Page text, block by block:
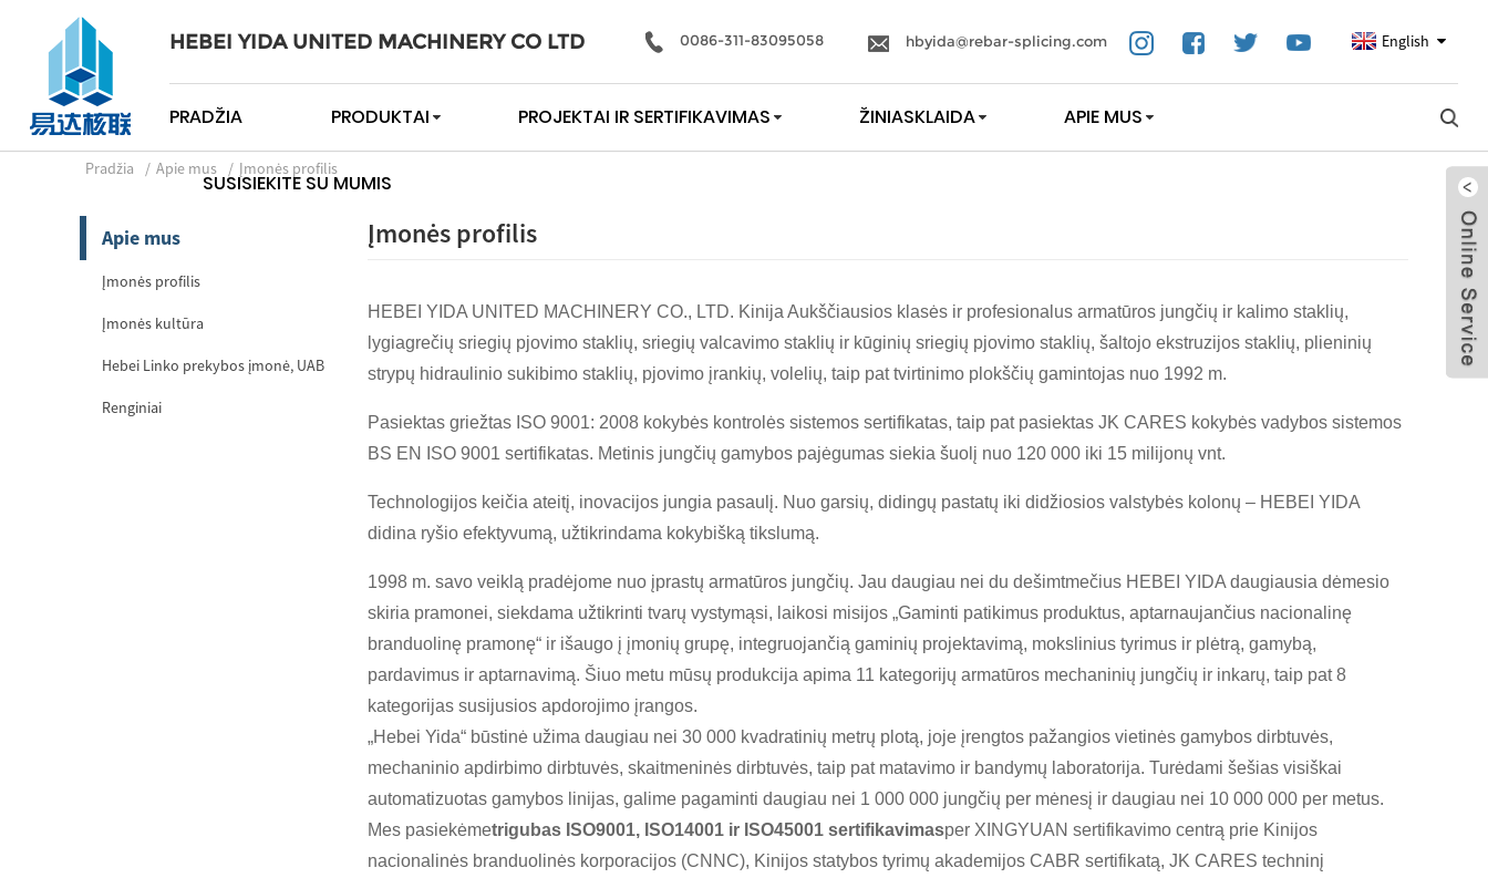
HEBEI YIDA UNITED MACHINERY CO LTD 0086-311-83095058 hbyida@rebar-splicing.com English
PRADŽIA PRODUKTAI PROJEKTAI IR SERTIFIKAVIMAS ŽINIASKLAIDA APIE MUS
SUSISIEKITE SU MUMIS
Pradžia Apie mus Įmonės profilis
Apie mus
Įmonės profilis
Įmonės kultūra
Hebei Linko prekybos įmonė, UAB
Renginiai
Įmonės profilis
HEBEI YIDA UNITED MACHINERY CO., LTD. Kinija Aukščiausios klasės ir profesionalus armatūros jungčių ir kalimo staklių,
lygiagrečių sriegių pjovimo staklių, sriegių valcavimo staklių ir kūginių sriegių pjovimo staklių, šaltojo ekstruzijos staklių, plieninių
strypų hidraulinio sukibimo staklių, pjovimo įrankių, volelių, taip pat tvirtinimo plokščių gamintojas nuo 1992 m.
Pasiektas griežtas ISO 9001: 2008 kokybės kontrolės sistemos sertifikatas, taip pat pasiektas JK CARES kokybės vadybos sistemos
BS EN ISO 9001 sertifikatas. Metinis jungčių gamybos pajėgumas siekia šuolį nuo 120 000 iki 15 milijonų vnt.
Technologijos keičia ateitį, inovacijos jungia pasaulį. Nuo garsių, didingų pastatų iki didžiosios valstybės kolonų – HEBEI YIDA
didina ryšio efektyvumą, užtikrindama kokybišką tikslumą.
1998 m. savo veiklą pradėjome nuo įprastų armatūros jungčių. Jau daugiau nei du dešimtmečius HEBEI YIDA daugiausia dėmesio
skiria pramonei, siekdama užtikrinti tvarų vystymąsi, laikosi misijos „Gaminti patikimus produktus, aptarnaujančius nacionalinę
branduolinę pramonę“ ir išaugo į įmonių grupę, integruojančią gaminių projektavimą, mokslinius tyrimus ir plėtrą, gamybą,
pardavimus ir aptarnavimą. Šiuo metu mūsų produkcija apima 11 kategorijų armatūros mechaninių jungčių ir inkarų, taip pat 8
kategorijas susijusios apdorojimo įrangos.
„Hebei Yida“ būstinė užima daugiau nei 30 000 kvadratinių metrų plotą, joje įrengtos pažangios vietinės gamybos dirbtuvės,
mechaninio apdirbimo dirbtuvės, skaitmeninės dirbtuvės, taip pat matavimo ir bandymų laboratorija. Turėdami šešias visiškai
automatizuotas gamybos linijas, galime pagaminti daugiau nei 1 000 000 jungčių per mėnesį ir daugiau nei 10 000 000 per metus.
Mes pasiekėmetrigubas ISO9001, ISO14001 ir ISO45001 sertifikavimasper XINGYUAN sertifikavimo centrą prie Kinijos
nacionalinės branduolinės korporacijos (CNNC), Kinijos statybos tyrimų akademijos CABR sertifikatą, JK CARES techninį